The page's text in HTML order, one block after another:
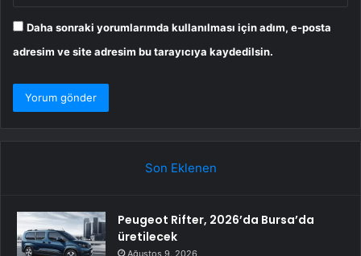
Daha sonraki yorumlarımda kullanılması için adım, e-posta
adresim ve site adresim bu tarayıcıya kaydedilsin.
Son Eklenen
Peugeot Rifter, 2026’da Bursa’da
üretilecek
Ağustos 9, 2026